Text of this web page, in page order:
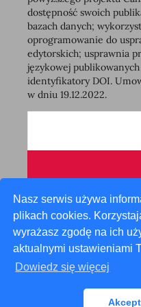
Nasz serwis używa
plikach cookies.
wyrażasz zgodę na ich
aktualnymi ustawieniami
Dowiedz się więcej
dostępność swoich
bazach danych;
oprogramowanie do
edytorskich; usprawnia
językowej
identyfikatory DOI.
w dniu 19.12.2022.